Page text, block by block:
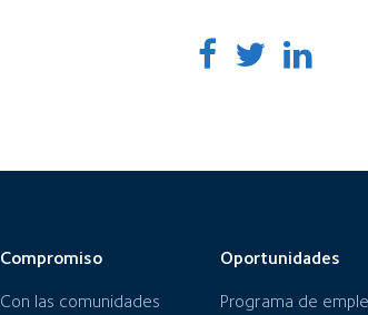
Compromiso
Con las comunidades
Oportunidades
Programa de